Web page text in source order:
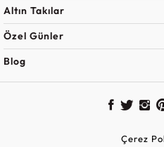
Altın Takılar
Özel Günler
Blog
Çerez